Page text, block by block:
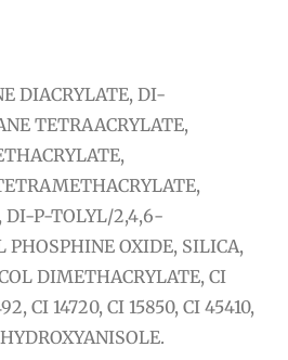
DIACRYLATE, DI-
TETRAACRYLATE,
DI-P-TOLYL/2,4,6-
OXIDE, SILICA,
DIMETHACRYLATE, CI
CI 14720, CI 15850, CI 45410,